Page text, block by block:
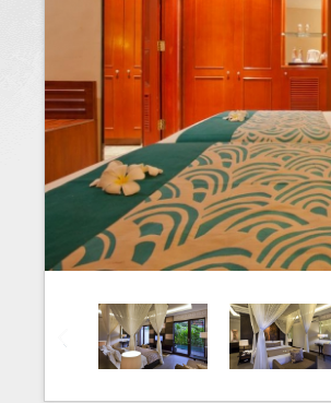
di Malang
di Bromo
di Yogyakarta
di Solo (Surakarta)
di Semarang
Tour di Karimun Jawa
Tour di Banyuwangi
Tour di Bali
Tour di Yogya
Tour di Komodo
Tour di Lombok
Tour di Flores
Tour di Danau Toba, Medan